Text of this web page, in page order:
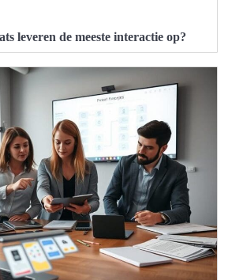
leveren de meeste interactie op?